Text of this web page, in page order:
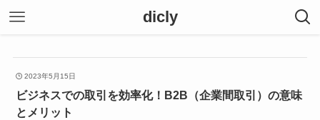
dicly
2023年5月15日
ビジネスでの取引を効率化！B2B（企業間取引）の意味
とメリット